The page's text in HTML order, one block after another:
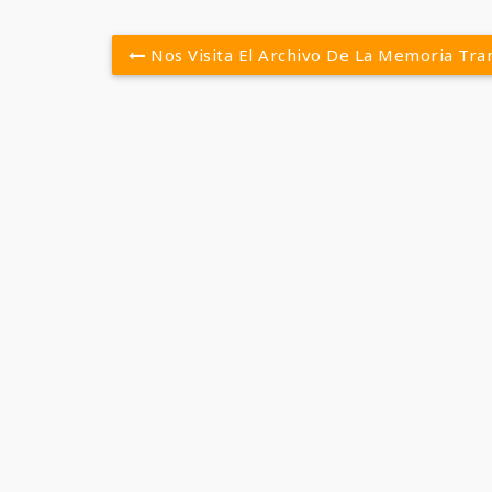
PostNos Visita El Archivo De La Memoria